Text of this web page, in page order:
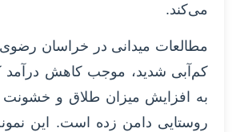
می‌کند.
مطالعات میدانی در خراسان
کم‌آبی شدید، موجب کاهش درآمد
به افزایش میزان طلاق و خشونت
روستایی دامن زده است. این